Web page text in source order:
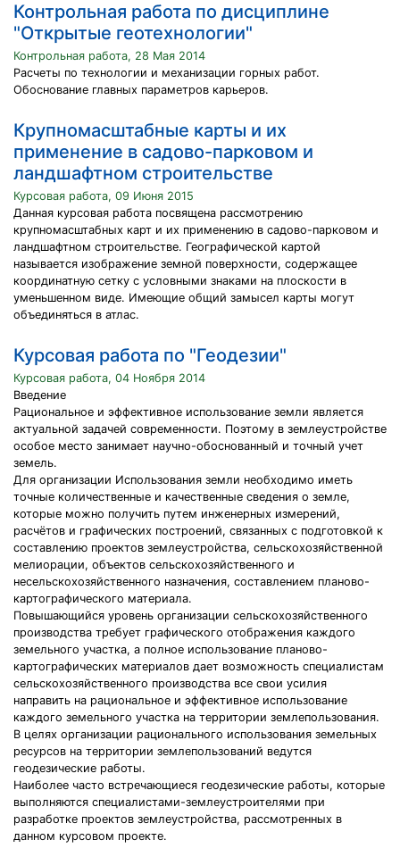
Контрольная работа по дисциплине
"Открытые геотехнологии"
Контрольная работа, 28 Мая 2014
Расчеты по технологии и механизации горных работ.
Обоснование главных параметров карьеров.
Крупномасштабные карты и их
применение в садово-парковом и
ландшафтном строительстве
Курсовая работа, 09 Июня 2015
Данная курсовая работа посвящена рассмотрению
крупномасштабных карт и их применению в садово-парковом и
ландшафтном строительстве. Географической картой
называется изображение земной поверхности, содержащее
координатную сетку с условными знаками на плоскости в
уменьшенном виде. Имеющие общий замысел карты могут
объединяться в атлас.
Курсовая работа по "Геодезии"
Курсовая работа, 04 Ноября 2014
Введение
Рациональное и эффективное использование земли является
актуальной задачей современности. Поэтому в землеустройстве
особое место занимает научно-обоснованный и точный учет
земель.
Для организации Использования земли необходимо иметь
точные количественные и качественные сведения о земле,
которые можно получить путем инженерных измерений,
расчётов и графических построений, связанных с подготовкой к
составлению проектов землеустройства, сельскохозяйственной
мелиорации, объектов сельскохозяйственного и
несельскохозяйственного назначения, составлением планово-
картографического материала.
Повышающийся уровень организации сельскохозяйственного
производства требует графического отображения каждого
земельного участка, а полное использование планово-
картографических материалов дает возможность специалистам
сельскохозяйственного производства все свои усилия
направить на рациональное и эффективное использование
каждого земельного участка на территории землепользования.
В целях организации рационального использования земельных
ресурсов на территории землепользований ведутся
геодезические работы.
Наиболее часто встречающиеся геодезические работы, которые
выполняются специалистами-землеустроителями при
разработке проектов землеустройства, рассмотренных в
данном курсовом проекте.